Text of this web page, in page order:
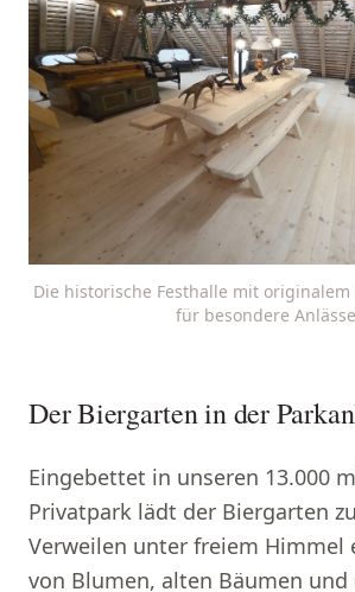
Die historische Festhalle mit originalem
für besondere Anlässe
Der Biergarten in der
Eingebettet in unseren 13.000
Privatpark lädt der Biergarten
Verweilen unter freiem Himmel
von Blumen, alten Bäumen und